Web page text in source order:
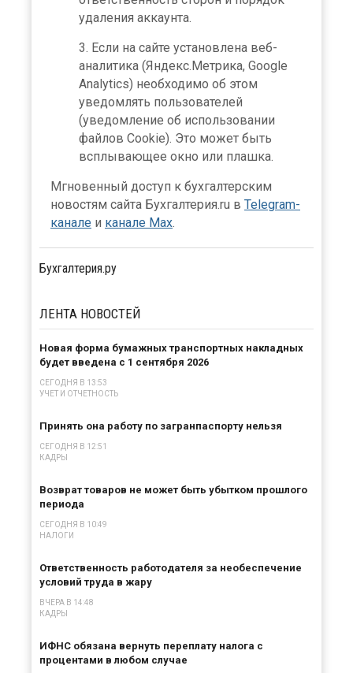
удаления аккаунта.
Если на сайте установлена веб-
аналитика (Яндекс.Метрика, Google
Analytics) необходимо об этом
уведомлять пользователей
(уведомление об использовании
файлов Cookie). Это может быть
всплывающее окно или плашка.
Мгновенный доступ к бухгалтерским
новостям сайта Бухгалтерия.ru в Telegram-
канале и канале Max.
Бухгалтерия.ру
ЛЕНТА НОВОСТЕЙ
Новая форма бумажных транспортных накладных
будет введена с 1 сентября 2026
СЕГОДНЯ В 13:53
УЧЕТ И ОТЧЕТНОСТЬ
Принять она работу по загранпаспорту нельзя
СЕГОДНЯ В 12:51
КАДРЫ
Возврат товаров не может быть убытком прошлого
периода
СЕГОДНЯ В 10:49
НАЛОГИ
Ответственность работодателя за необеспечение
условий труда в жару
ВЧЕРА В 14:48
КАДРЫ
ИФНС обязана вернуть переплату налога с
процентами в любом случае